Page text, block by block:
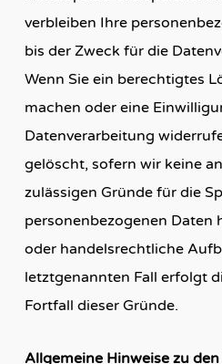
verbleiben Ihre
bis der Zweck für die
Wenn Sie ein berechtigtes
machen oder eine
Datenverarbeitung
gelöscht, sofern wir keine
zulässigen Gründe für die
personenbezogenen Daten
oder handelsrechtliche
letztgenannten Fall erfolgt
Fortfall dieser Gründe.
Allgemeine Hinweise zu